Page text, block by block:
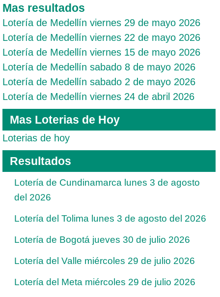
Mas resultados
Lotería de Medellín viernes 29 de mayo 2026
Lotería de Medellín viernes 22 de mayo 2026
Lotería de Medellín viernes 15 de mayo 2026
Lotería de Medellín sabado 8 de mayo 2026
Lotería de Medellín sabado 2 de mayo 2026
Lotería de Medellín viernes 24 de abril 2026
Mas Loterias de Hoy
Loterias de hoy
Resultados
Lotería de Cundinamarca lunes 3 de agosto
del 2026
Lotería del Tolima lunes 3 de agosto del 2026
Lotería de Bogotá jueves 30 de julio 2026
Lotería del Valle miércoles 29 de julio 2026
Lotería del Meta miércoles 29 de julio 2026